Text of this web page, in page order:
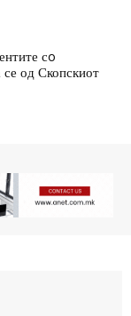
сo
се од Скопскиот